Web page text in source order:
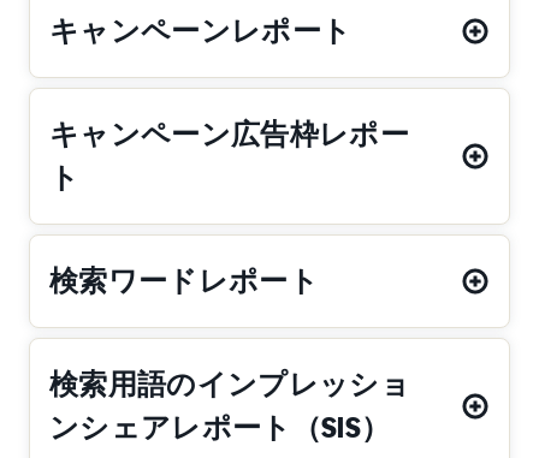
キャンペーンレポート
キャンペーン広告枠レポー
ト
検索ワードレポート
検索用語のインプレッショ
ンシェアレポート（SIS）